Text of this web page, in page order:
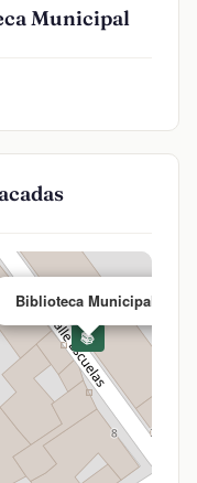
Municipal
📚
Biblioteca Municipal